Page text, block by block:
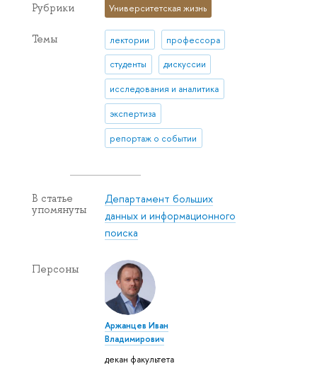
Рубрики Университетская жизнь
Темы лектории профессора
студенты дискуссии
исследования и аналитика
экспертиза
репортаж о событии
В статье
упомянуты
Департамент больших
данных и информационного
поиска
Персоны
Аржанцев Иван
Владимирович
декан факультета